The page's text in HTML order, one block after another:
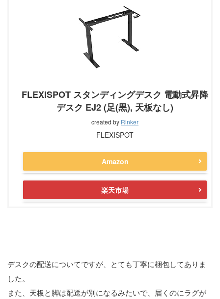
FLEXISPOT スタンディングデスク 電動式昇降
デスク EJ2 (足(黒), 天板なし)
created by Rinker
FLEXISPOT
Amazon
楽天市場
デスクの配送についてですが、とても丁寧に梱包してありま
した。
また、天板と脚は配送が別になるみたいで、届くのにラグが